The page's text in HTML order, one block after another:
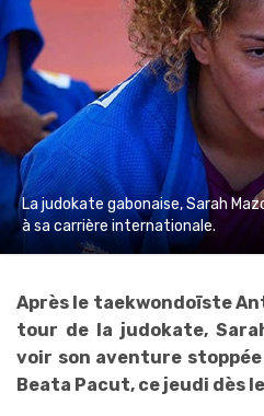
La judokate gabonaise, Sarah
à sa carrière internationale.
Après le taekwondoïste
tour de la judokate,
voir son aventure
Beata Pacut, ce jeudi dès